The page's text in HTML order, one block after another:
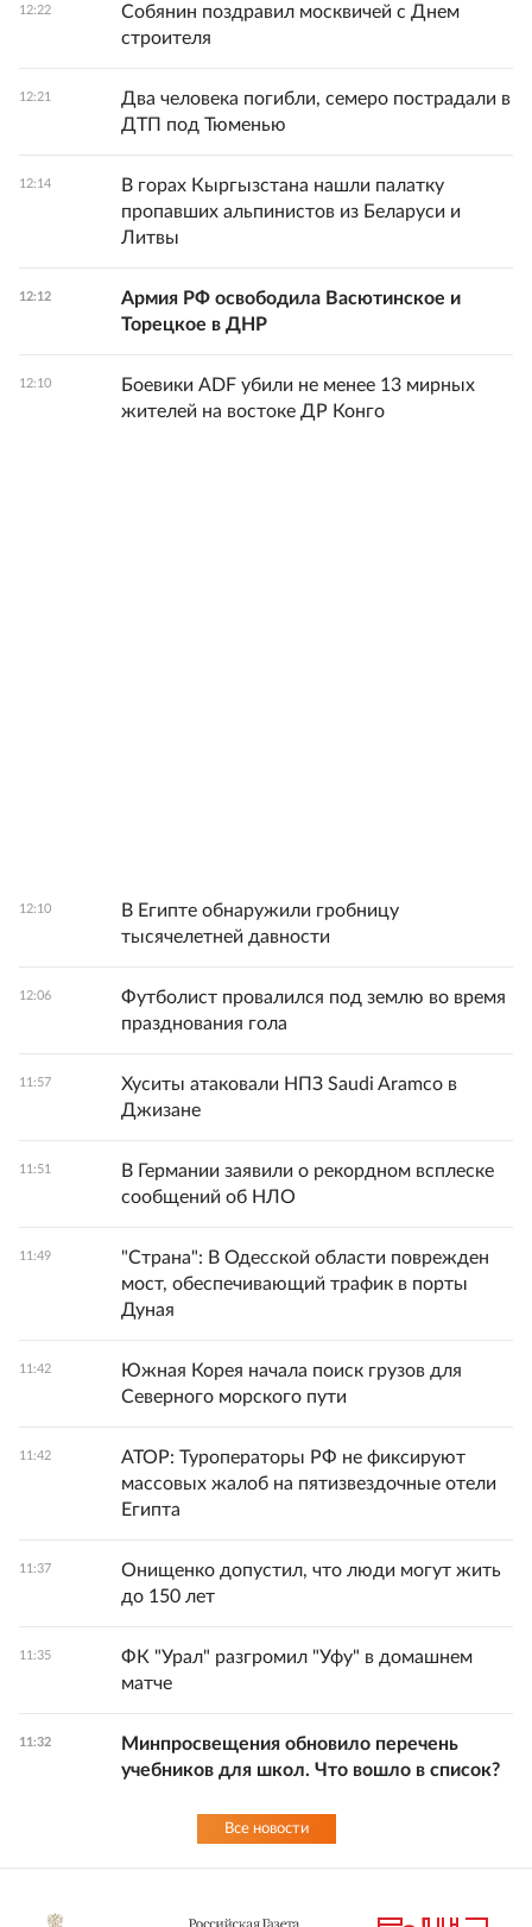
12:22
Собянин поздравил москвичей с Днем
строителя
12:21
Два человека погибли, семеро пострадали в
ДТП под Тюменью
12:14
В горах Кыргызстана нашли палатку
пропавших альпинистов из Беларуси и
Литвы
12:12
Армия РФ освободила Васютинское и
Торецкое в ДНР
12:10
Боевики ADF убили не менее 13 мирных
жителей на востоке ДР Конго
12:10
В Египте обнаружили гробницу
тысячелетней давности
12:06
Футболист провалился под землю во время
празднования гола
11:57
Хуситы атаковали НПЗ Saudi Aramco в
Джизане
11:51
В Германии заявили о рекордном всплеске
сообщений об НЛО
11:49
"Страна": В Одесской области поврежден
мост, обеспечивающий трафик в порты
Дуная
11:42
Южная Корея начала поиск грузов для
Северного морского пути
11:42
АТОР: Туроператоры РФ не фиксируют
массовых жалоб на пятизвездочные отели
Египта
11:37
Онищенко допустил, что люди могут жить
до 150 лет
11:35
ФК "Урал" разгромил "Уфу" в домашнем
матче
11:32
Минпросвещения обновило перечень
учебников для школ. Что вошло в список?
Все новости